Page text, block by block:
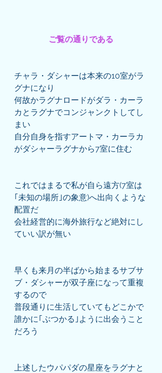
ご覧の通りである
チャラ・ダシャーは本来の10室がラ
グナになり
何故かラグナロードがダラ・カーラ
カとラグナでコンジャンクトしてし
まい
自分自身を指すアートマ・カーラカ
がダシャーラグナから7室に住む
これではまるで私が自ら遠方(7室は
｢未知の場所｣の象意)へ出向くような
配置だ
会社経営的に海外旅行など絶対にし
ていい訳が無い
早くも来月の半ばから始まるサブサ
ブ・ダシャーが双子座になって重複
するので
普段通りに生活していてもどこかで
誰かに｢ぶつかる｣ように出会うこと
だろう
上述したウパパダの星座をラグナと